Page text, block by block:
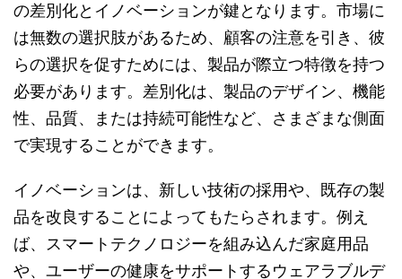
の差別化とイノベーションが鍵となります。市場に
は無数の選択肢があるため、顧客の注意を引き、彼
らの選択を促すためには、製品が際立つ特徴を持つ
必要があります。差別化は、製品のデザイン、機能
性、品質、または持続可能性など、さまざまな側面
で実現することができます。
イノベーションは、新しい技術の採用や、既存の製
品を改良することによってもたらされます。例え
ば、スマートテクノロジーを組み込んだ家庭用品
や、ユーザーの健康をサポートするウェアラブルデ